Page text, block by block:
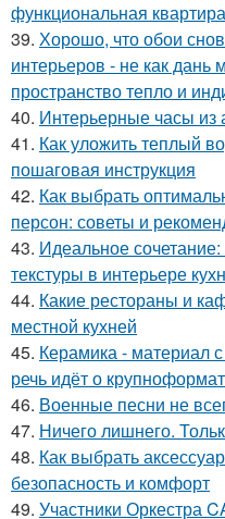
функциональная
39. Хорошо, что обои
интерьеров - не как дань
пространство тепло и
40. Интерьерные часы из
41. Как уложить теплый
пошаговая инструкция
42. Как выбрать
персон: советы и
43. Идеальное
текстуры в интерьере
44. Какие рестораны и
местной кухней
45. Керамика - материал
речь идёт о
46. Военные песни не
47. Ничего лишнего.
48. Как выбрать
безопасность и комфорт
49. Участники Оркестра